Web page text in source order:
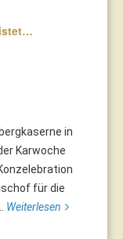
in
Karwoche
für die
Weiterlesen